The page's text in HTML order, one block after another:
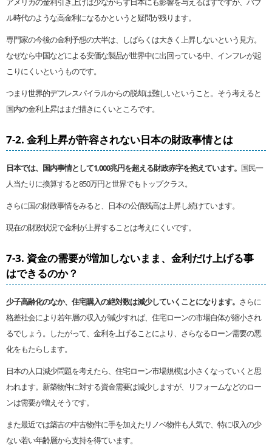
ル時代のような高金利になるかというと疑問が残ります。
専門家の今後の金利予想の大半は、しばらくは大きく上昇しないという見方。
なぜなら中国などによる安価な製品が世界中に出回っている中、インフレが起
こりにくいというものです。
つまり世界的デフレスパイラルからの脱却は難しいということ。そう考えると
国内の金利上昇はまだ描きにくいところです。
7-2. 金利上昇が許容されない日本の財政事情とは
日本では、国内事情として1,000兆円を超える財政赤字を抱えています。 国民一
人当たりに換算すると850万円と世界でもトップクラス。
さらに国の財政事情をみると、日本の公債残高は上昇し続けています。
現在の財政状況で金利が上昇することは考えにくいです。
7-3. 資金の需要が増加しないまま、金利だけ上げる事
はできるのか？
少子高齢化のなか、住宅購入の絶対数は減少していくことになります。 さらに
格差社会により若年層の収入が減少すれば、住宅ローンの市場自体が縮小され
るでしょう。したがって、金利を上げることにより、さらなるローン需要の悪
化をもたらします。
日本の人口減少問題を考えたら、住宅ローン市場規模は小さくなっていくと思
われます。新築物件に対する資金需要は減少しますが、リフォームなどのロー
ンは需要が増えそうです。
また最近では築古の中古物件に手を加えたリノベ物件も人気で、特に収入の少
ない若い年齢層から支持を得ています。